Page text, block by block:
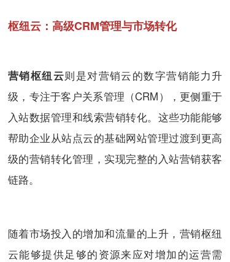
枢纽云：高级CRM管理与市场转化
营销枢纽云则是对营销云的数字营销能力升
级，专注于客户关系管理（CRM），更侧重于
入站数据管理和线索营销转化。这些功能能够
帮助企业从站点云的基础网站管理过渡到更高
级的营销转化管理，实现完整的入站营销获客
链路。
随着市场投入的增加和流量的上升，营销枢纽
云能够提供足够的资源来应对增加的运营需